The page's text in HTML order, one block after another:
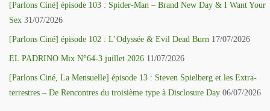
[Parlons Ciné] épisode 103 : Spider-Man – Brand New Day & I Want Your
Sex 31/07/2026
[Parlons Ciné] épisode 102 : L’Odyssée & Evil Dead Burn 17/07/2026
EL PADRINO Mix N°64-3 juillet 2026 11/07/2026
[Parlons Ciné, La Mensuelle] épisode 13 : Steven Spielberg et les Extra-
terrestres – De Rencontres du troisième type à Disclosure Day 06/07/2026